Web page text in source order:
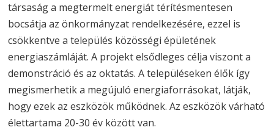
társaság a megtermelt energiát térítésmentesen
bocsátja az önkormányzat rendelkezésére, ezzel is
csökkentve a település közösségi épületének
energiaszámláját. A projekt elsődleges célja viszont a
demonstráció és az oktatás. A településeken élők így
megismerhetik a megújuló energiaforrásokat, látják,
hogy ezek az eszközök működnek. Az eszközök várható
élettartama 20-30 év között van.